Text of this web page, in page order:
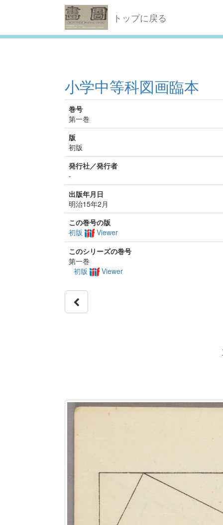
トップに戻る
小学中等科図画臨本
巻号
第一巻
版
初版
発行社／発行者
-
出版年月日
明治15年2月
この巻号の版
初版
Viewer
このシリーズの巻号
第一巻
初版
Viewer